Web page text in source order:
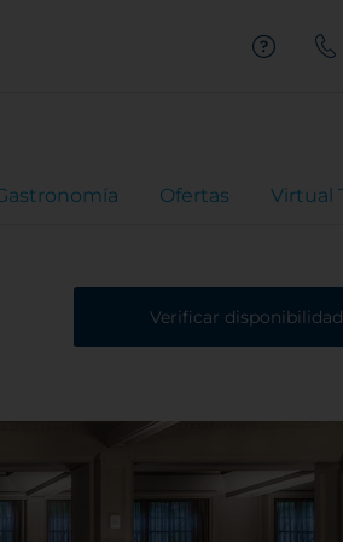
Ofertas Virtual
Verificar disponibilidad